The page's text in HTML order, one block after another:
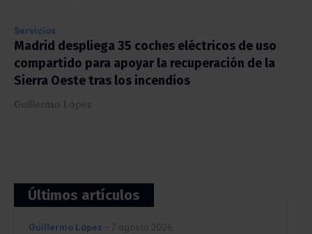
Servicios
Madrid despliega 35 coches eléctricos de uso
compartido para apoyar la recuperación de la
Sierra Oeste tras los incendios
Guillermo López
Últimos artículos
Guillermo López - 7 agosto 2026